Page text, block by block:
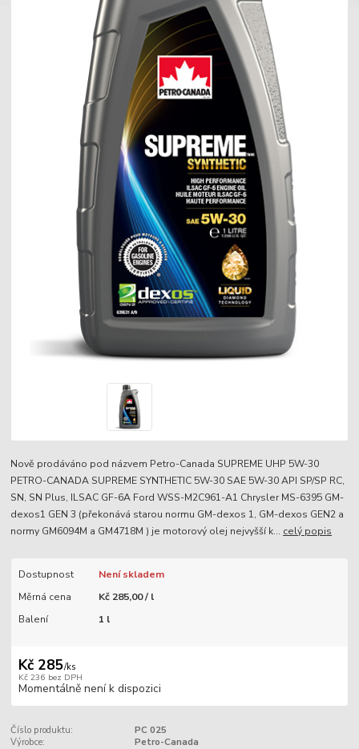
Nově prodáváno pod názvem Petro-Canada SUPREME UHP 5W-30
PETRO-CANADA SUPREME SYNTHETIC 5W-30 SAE 5W-30 API SP/SP RC,
SN, SN Plus, ILSAC GF-6A Ford WSS-M2C961-A1 Chrysler MS-6395 GM-
dexos1 GEN 3 (překonává starou normu GM-dexos 1, GM-dexos GEN2 a
normy GM6094M a GM4718M ) je motorový olej nejvyšší k... celý popis
Dostupnost
Není skladem
Měrná cena
Kč 285,00 / l
Balení
1 l
Kč 285/ks
Kč 236 bez DPH
Momentálně není k dispozici
Číslo produktu:
PC 025
Výrobce:
Petro-Canada